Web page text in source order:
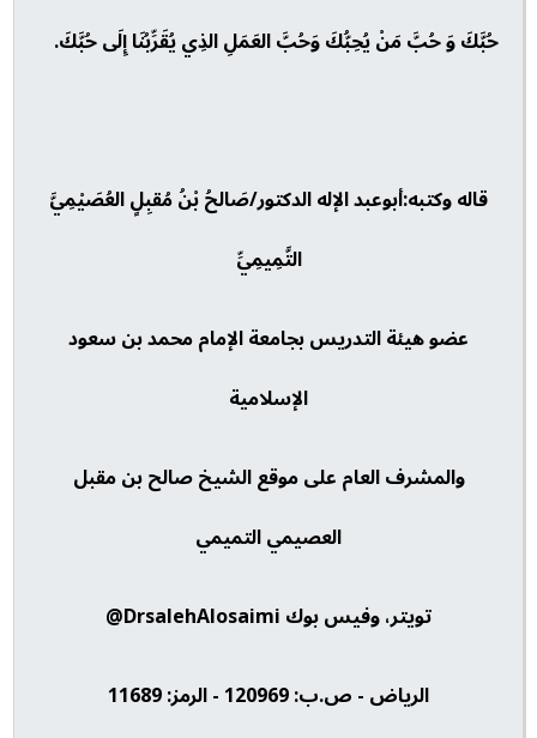
حُبَّكَ وَ حُبَّ مَنْ يُحِبُّكَ وَحُبَّ العَمَلِ الذِي يُقَرِّبُنَا إِلَى حُبَّكَ.
قاله وكتبه:أبوعبد الإله الدكتور/صَالحُ بْنُ مُقبِلٍ العُصَيْمِيَّ
التَّمِيمِيِّ
عضو هيئة التدريس بجامعة الإمام محمد بن سعود
الإسلامية
والمشرف العام على موقع الشيخ صالح بن مقبل
العصيمي التميمي
تويتر، وفيس بوك DrsalehAlosaimi@
الرياض - ص.ب: 120969 - الرمز: 11689